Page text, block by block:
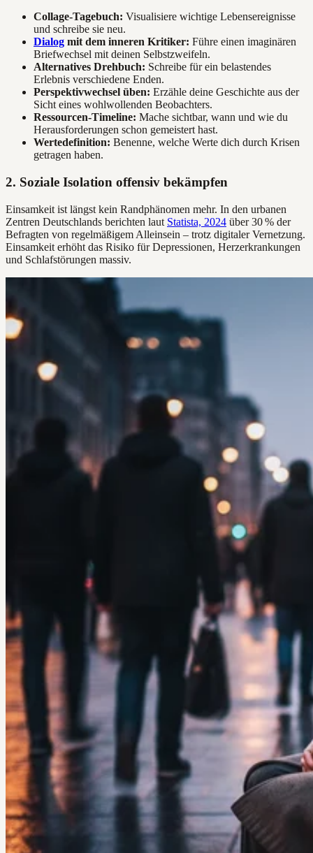
Collage-Tagebuch: Visualisiere wichtige Lebensereignisse
und schreibe sie neu.
Dialog mit dem inneren Kritiker: Führe einen imaginären
Briefwechsel mit deinen Selbstzweifeln.
Alternatives Drehbuch: Schreibe für ein belastendes
Erlebnis verschiedene Enden.
Perspektivwechsel üben: Erzähle deine Geschichte aus der
Sicht eines wohlwollenden Beobachters.
Ressourcen-Timeline: Mache sichtbar, wann und wie du
Herausforderungen schon gemeistert hast.
Wertedefinition: Benenne, welche Werte dich durch Krisen
getragen haben.
2. Soziale Isolation offensiv bekämpfen
Einsamkeit ist längst kein Randphänomen mehr. In den urbanen
Zentren Deutschlands berichten laut Statista, 2024 über 30 % der
Befragten von regelmäßigem Alleinsein – trotz digitaler Vernetzung.
Einsamkeit erhöht das Risiko für Depressionen, Herzerkrankungen
und Schlafstörungen massiv.